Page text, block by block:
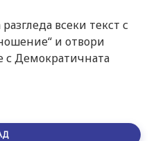
всеки текст с
и отвори
с Демократичната